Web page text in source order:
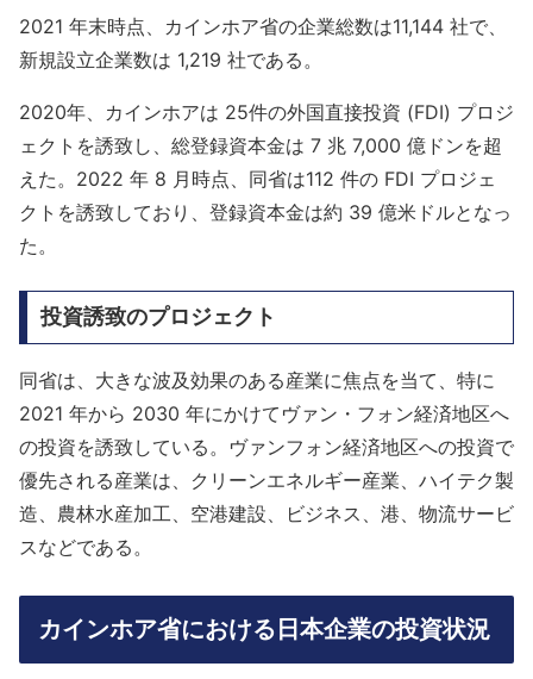
2021 年末時点、カインホア省の企業総数は11,144 社で、
新規設立企業数は 1,219 社である。
2020年、カインホアは 25件の外国直接投資 (FDI) プロジ
ェクトを誘致し、総登録資本金は 7 兆 7,000 億ドンを超
えた。2022 年 8 月時点、同省は112 件の FDI プロジェ
クトを誘致しており、登録資本金は約 39 億米ドルとなっ
た。
投資誘致のプロジェクト
同省は、大きな波及効果のある産業に焦点を当て、特に
2021 年から 2030 年にかけてヴァン・フォン経済地区へ
の投資を誘致している。ヴァンフォン経済地区への投資で
優先される産業は、クリーンエネルギー産業、ハイテク製
造、農林水産加工、空港建設、ビジネス、港、物流サービ
スなどである。
カインホア省における日本企業の投資状況